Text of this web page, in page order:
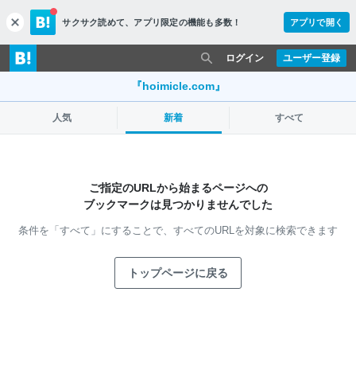
c
l
o
s
サクサク読めて、 アプリ限定の機能も多数！ アプリで開く
ユーザー登録
ログイン
『hoimicle.com』
人気 新着 すべて
ご指定のURLから始まるページへの
ブックマークは見つかりませんでした
条件を「すべて」にすることで、 すべてのURLを対象に検索できます
トップページに戻る